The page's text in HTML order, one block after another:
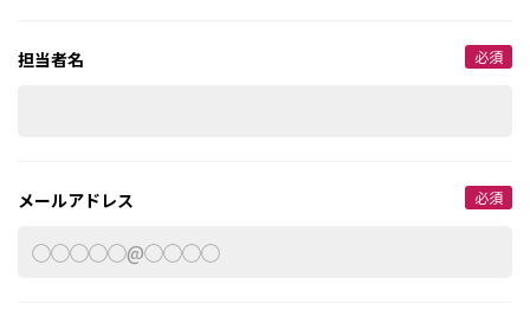
担当者名 必須
メールアドレス 必須